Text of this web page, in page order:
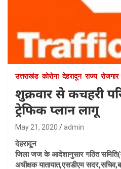
उत्तराखंड कोरोना देहरादून राज्य रोजगार
शुक्रवार से कचहरी
ट्रेफिक प्लान लागू
May 21, 2020 admin
देहरादून
जिला जज के आदेशानुसार गठित
अधीक्षक यातायात,एसडीएम